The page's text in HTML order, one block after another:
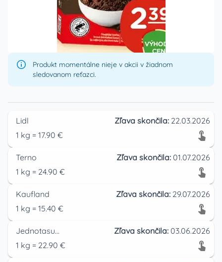
Produkt momentálne nieje v akcii v žiadnom
sledovanom reťazci.
Lidl Zľava skončila: 22.03.2026
1 kg = 17.90 €
Terno Zľava skončila: 01.07.2026
1 kg = 24.90 €
Kaufland Zľava skončila: 29.07.2026
1 kg = 15.40 €
Jednotasupermarket Zľava skončila: 03.06.2026
1 kg = 22.90 €